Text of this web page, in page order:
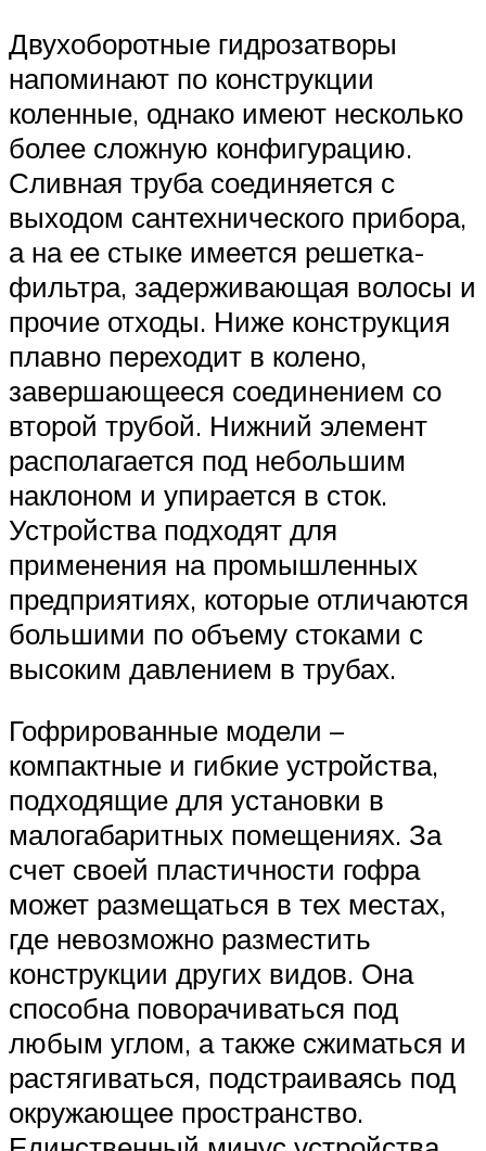
Двухоборотные гидрозатворы
напоминают по конструкции
коленные, однако имеют несколько
более сложную конфигурацию.
Сливная труба соединяется с
выходом сантехнического прибора,
а на ее стыке имеется решетка-
фильтра, задерживающая волосы и
прочие отходы. Ниже конструкция
плавно переходит в колено,
завершающееся соединением со
второй трубой. Нижний элемент
располагается под небольшим
наклоном и упирается в сток.
Устройства подходят для
применения на промышленных
предприятиях, которые отличаются
большими по объему стоками с
высоким давлением в трубах.
Гофрированные модели –
компактные и гибкие устройства,
подходящие для установки в
малогабаритных помещениях. За
счет своей пластичности гофра
может размещаться в тех местах,
где невозможно разместить
конструкции других видов. Она
способна поворачиваться под
любым углом, а также сжиматься и
растягиваться, подстраиваясь под
окружающее пространство.